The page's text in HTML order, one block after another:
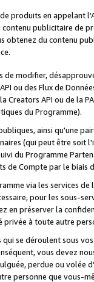
produits en appelant
publicitaire de
obtenez du contenu
de modifier,
ou des Flux de
API ou de la
du Programme).
ainsi qu'une
(qui peut être soit
du Programme
de Compte par le biais
via les services
pour les sous-
en préserver la
à toute autre
se déroulent sous
vous devez
perdue ou volée
personne que vous-